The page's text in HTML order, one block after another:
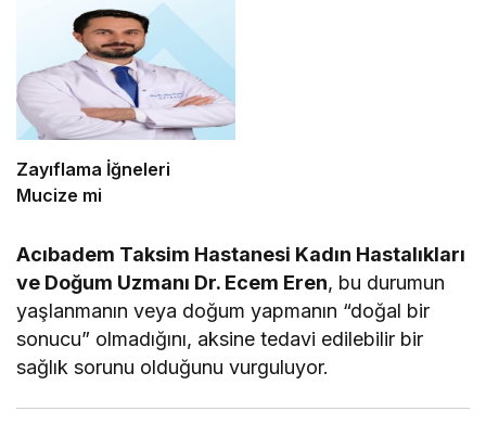
Zayıflama İğneleri
Mucize mi
Acıbadem Taksim Hastanesi Kadın Hastalıkları
ve Doğum Uzmanı Dr. Ecem Eren, bu durumun
yaşlanmanın veya doğum yapmanın “doğal bir
sonucu” olmadığını, aksine tedavi edilebilir bir
sağlık sorunu olduğunu vurguluyor.